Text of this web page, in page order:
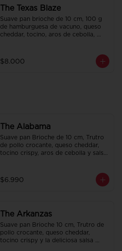
The Texas Blaze
Suave pan brioche de 10 cm, 100 g
de hamburguesa de vacuno, queso
cheddar, tocino, aros de cebolla,
$8.000
The Alabama
Suave pan Brioche de 10 cm, Trutro
de pollo crocante, queso cheddar,
tocino crispy, aros de cebolla y salsa
$6.990
The Arkanzas
Suave pan Brioche 10 cm, Trutro de
pollo crocante, queso cheddar,
tocino crispy y la deliciosa salsa